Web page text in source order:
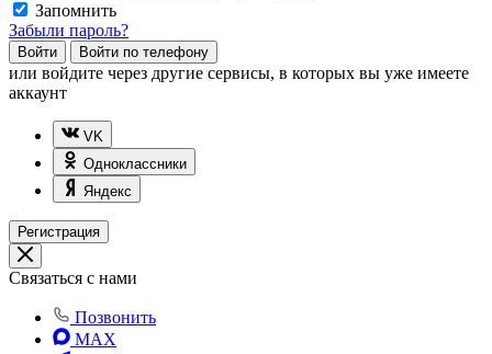
Запомнить
Забыли пароль?
Войти Войти по телефону
или войдите через другие сервисы, в которых вы уже имеете
аккаунт
VK
Одноклассники
Яндекс
Регистрация
Связаться с нами
Позвонить
MAX